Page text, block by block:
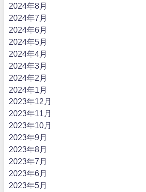
2024年8月
2024年7月
2024年6月
2024年5月
2024年4月
2024年3月
2024年2月
2024年1月
2023年12月
2023年11月
2023年10月
2023年9月
2023年8月
2023年7月
2023年6月
2023年5月